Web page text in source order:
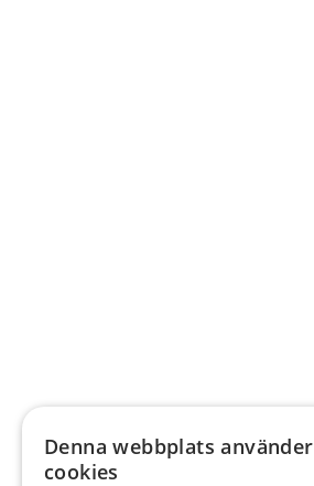
Denna webbplats använder
cookies